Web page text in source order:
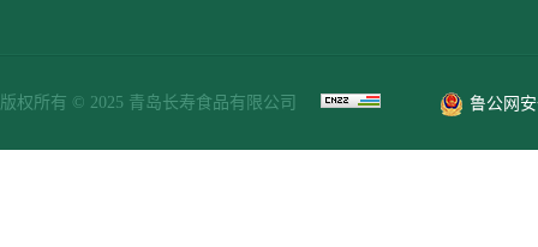
版权所有 © 2025 青岛长寿食品有限公司 鲁公网安